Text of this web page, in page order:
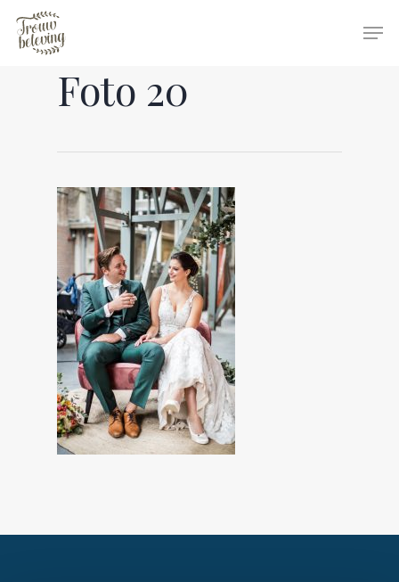
Hit enter to search or ESC to close
Foto 20